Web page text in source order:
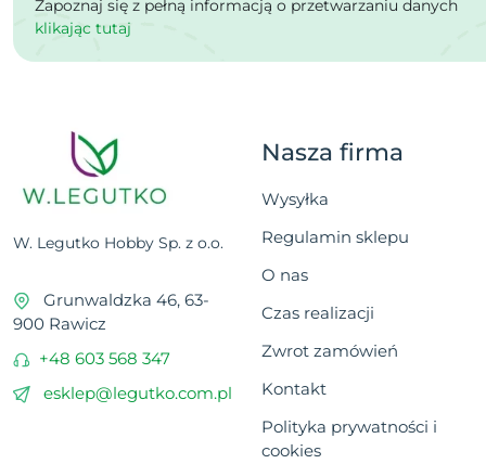
Zapoznaj się z pełną informacją o przetwarzaniu danych
klikając tutaj
W. Legutko Hobby Sp. z o.o.
Grunwaldzka 46, 63-
900 Rawicz
+48 603 568 347
esklep@legutko.com.pl
Nasza firma
Wysyłka
Regulamin sklepu
O nas
Czas realizacji
Zwrot zamówień
Kontakt
Polityka prywatności i
cookies